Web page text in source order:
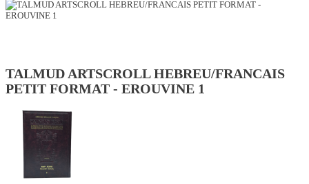
TALMUD ARTSCROLL HEBREU/FRANCAIS
PETIT FORMAT - EROUVINE 1